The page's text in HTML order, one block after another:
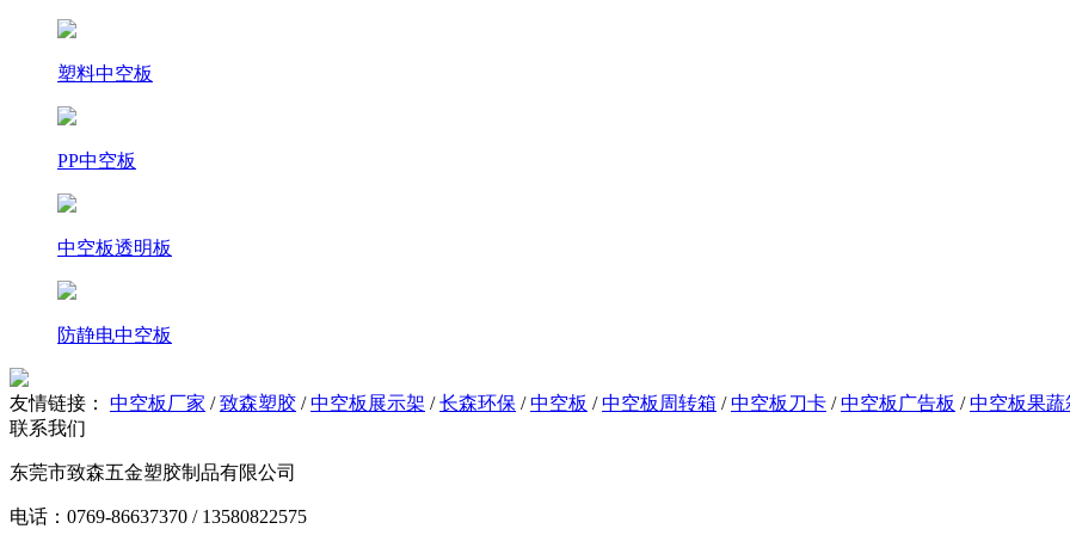
塑料中空板
PP中空板
中空板透明板
防静电中空板
友情链接： 中空板厂家 /致森塑胶 /中空板展示架 /长森环保 /中空板 /中空板周转箱 /中空板刀卡 /中空板广告板 /中空板果蔬
联系我们
东莞市致森五金塑胶制品有限公司
电话：0769-86637370 / 13580822575